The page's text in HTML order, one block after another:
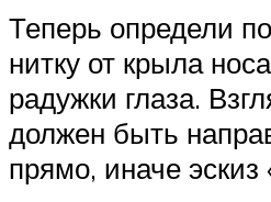
Теперь определи
нитку от крыла
радужки глаза.
должен быть
прямо, иначе эскиз